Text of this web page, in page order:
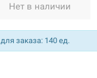
Нет в наличии
заказа: 140 ед.